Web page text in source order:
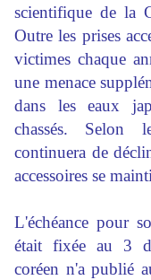
scientifique de la
Outre les prises
victimes chaque
une menace
dans les eaux
chassés. Selon
continuera de
accessoires se
L'échéance pour
était fixée au 3
coréen n'a publié